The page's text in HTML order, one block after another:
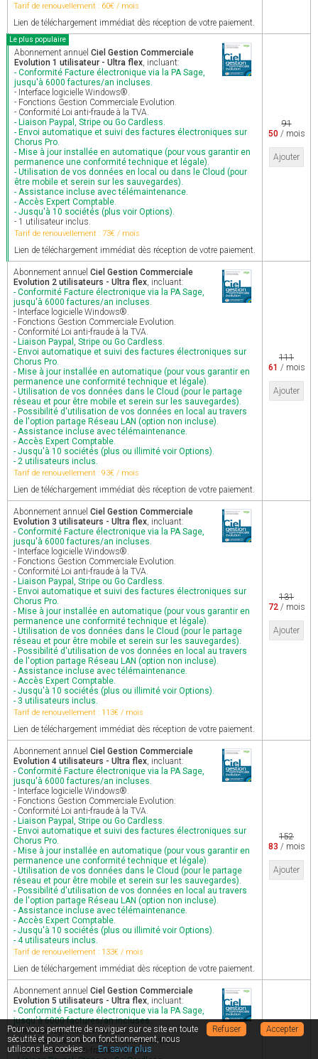
Tarif de renouvellement : 60€ / mois
Lien de téléchargement immédiat dès réception de votre paiement.
Le plus populaire
Abonnement annuel Ciel Gestion Commerciale
Evolution 1 utilisateur - Ultra flex, incluant:
- Conformité Facture électronique via la PA Sage,
jusqu'à 6000 factures/an incluses.
- Interface logicielle Windows®.
- Fonctions Gestion Commerciale Evolution.
- Conformité Loi anti-fraude à la TVA.
- Liaison Paypal, Stripe ou Go Cardless.
- Envoi automatique et suivi des factures électroniques sur
Chorus Pro.
- Mise à jour installée en automatique (pour vous garantir en
permanence une conformité technique et légale).
- Utilisation de vos données en local ou dans le Cloud (pour
être mobile et serein sur les sauvegardes).
- Assistance incluse avec télémaintenance.
- Accès Expert Comptable.
- Jusqu'à 10 sociétés (plus voir Options).
- 1 utilisateur inclus.
Tarif de renouvellement : 73€ / mois
Lien de téléchargement immédiat dès réception de votre paiement.
91
50/ mois
Ajouter
Abonnement annuel Ciel Gestion Commerciale
Evolution 2 utilisateurs - Ultra flex, incluant:
- Conformité Facture électronique via la PA Sage,
jusqu'à 6000 factures/an incluses.
- Interface logicielle Windows®.
- Fonctions Gestion Commerciale Evolution.
- Conformité Loi anti-fraude à la TVA.
- Liaison Paypal, Stripe ou Go Cardless.
- Envoi automatique et suivi des factures électroniques sur
Chorus Pro.
- Mise à jour installée en automatique (pour vous garantir en
permanence une conformité technique et légale).
- Utilisation de vos données dans le Cloud (pour le partage
réseau et pour être mobile et serein sur les sauvegardes).
- Possibilité d'utilisation de vos données en local au travers
de l'option partage Réseau LAN (option non incluse).
- Assistance incluse avec télémaintenance.
- Accès Expert Comptable.
- Jusqu'à 10 sociétés (plus ou illimité voir Options).
- 2 utilisateurs inclus.
Tarif de renouvellement : 93€ / mois
Lien de téléchargement immédiat dès réception de votre paiement.
111
61 / mois
Ajouter
Abonnement annuel Ciel Gestion Commerciale
Evolution 3 utilisateurs - Ultra flex, incluant:
- Conformité Facture électronique via la PA Sage,
jusqu'à 6000 factures/an incluses.
- Interface logicielle Windows®.
- Fonctions Gestion Commerciale Evolution.
- Conformité Loi anti-fraude à la TVA.
- Liaison Paypal, Stripe ou Go Cardless.
- Envoi automatique et suivi des factures électroniques sur
Chorus Pro.
- Mise à jour installée en automatique (pour vous garantir en
permanence une conformité technique et légale).
- Utilisation de vos données dans le Cloud (pour le partage
réseau et pour être mobile et serein sur les sauvegardes).
- Possibilité d'utilisation de vos données en local au travers
de l'option partage Réseau LAN (option non incluse).
- Assistance incluse avec télémaintenance.
- Accès Expert Comptable.
- Jusqu'à 10 sociétés (plus ou illimité voir Options).
- 3 utilisateurs inclus.
Tarif de renouvellement : 113€ / mois
Lien de téléchargement immédiat dès réception de votre paiement.
131
72/ mois
Ajouter
Abonnement annuel Ciel Gestion Commerciale
Evolution 4 utilisateurs - Ultra flex, incluant:
- Conformité Facture électronique via la PA Sage,
jusqu'à 6000 factures/an incluses.
- Interface logicielle Windows®.
- Fonctions Gestion Commerciale Evolution.
- Conformité Loi anti-fraude à la TVA.
- Liaison Paypal, Stripe ou Go Cardless.
- Envoi automatique et suivi des factures électroniques sur
Chorus Pro.
- Mise à jour installée en automatique (pour vous garantir en
permanence une conformité technique et légale).
- Utilisation de vos données dans le Cloud (pour le partage
réseau et pour être mobile et serein sur les sauvegardes).
- Possibilité d'utilisation de vos données en local au travers
de l'option partage Réseau LAN (option non incluse).
- Assistance incluse avec télémaintenance.
- Accès Expert Comptable.
- Jusqu'à 10 sociétés (plus ou illimité voir Options).
- 4 utilisateurs inclus.
Tarif de renouvellement : 133€ / mois
Lien de téléchargement immédiat dès réception de votre paiement.
152
83 / mois
Ajouter
Abonnement annuel Ciel Gestion Commerciale
Evolution 5 utilisateurs - Ultra flex, incluant:
- Conformité Facture électronique via la PA Sage,
jusqu'à 6000 factures/an incluses.
- Interface logicielle Windows®.
- Fonctions Gestion Commerciale Evolution.
- Conformité Loi anti-fraude à la TVA.
Accepter
Refuser
Pour vous permettre de naviguer sur ce site en toute
sécutité et pour son bon fonctionnement, nous
utilisons les cookies.
En savoir plus